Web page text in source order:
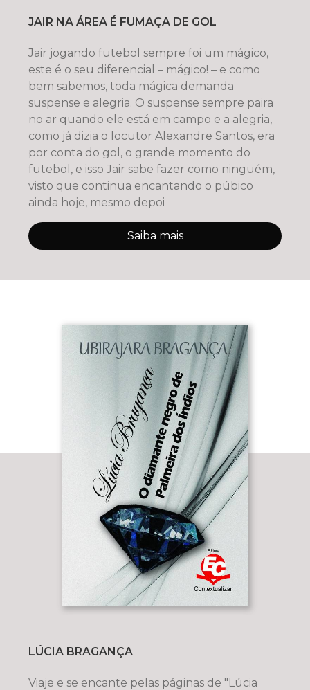
JAIR NA ÁREA É FUMAÇA DE GOL
Jair jogando futebol sempre foi um mágico,
este é o seu diferencial – mágico! – e como
bem sabemos, toda mágica demanda
suspense e alegria. O suspense sempre paira
no ar quando ele está em campo e a alegria,
como já dizia o locutor Alexandre Santos, era
por conta do gol, o grande momento do
futebol, e isso Jair sabe fazer como ninguém,
visto que continua encantando o púbico
ainda hoje, mesmo depoi
Saiba mais
LÚCIA BRAGANÇA
Viaje e se encante pelas páginas de "Lúcia